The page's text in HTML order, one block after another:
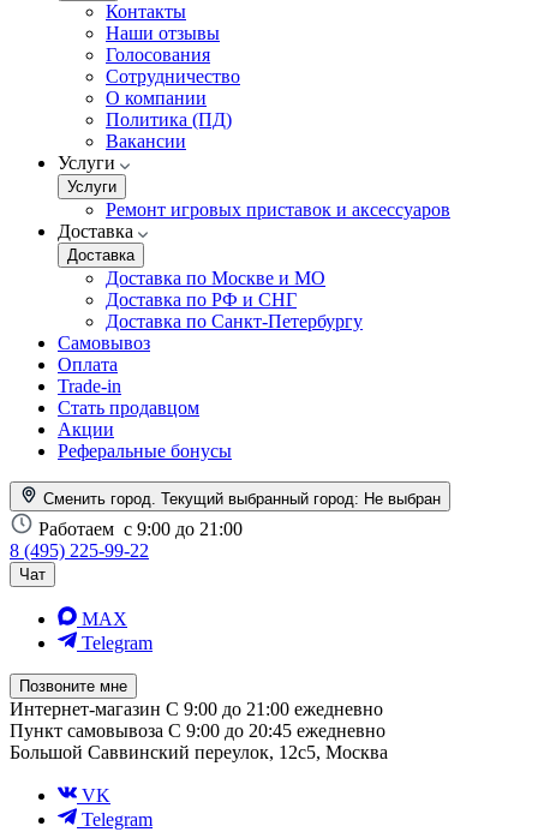
Контакты
Наши отзывы
Голосования
Сотрудничество
О компании
Политика (ПД)
Вакансии
Услуги
Услуги
Ремонт игровых приставок и аксессуаров
Доставка
Доставка
Доставка по Москве и МО
Доставка по РФ и СНГ
Доставка по Санкт-Петербургу
Самовывоз
Оплата
Trade-in
Стать продавцом
Акции
Реферальные бонусы
Сменить город. Текущий выбранный город: Не выбран
Работаем с 9:00 до 21:00
8 (495) 225-99-22
Чат
MAX
Telegram
Позвоните мне
Интернет-магазин С 9:00 до 21:00 ежедневно
Пункт самовывоза С 9:00 до 20:45 ежедневно
Большой Саввинский переулок, 12с5, Москва
VK
Telegram